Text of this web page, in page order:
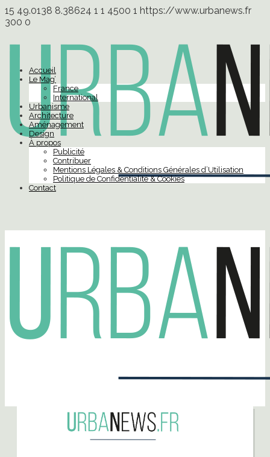
15 49.0138 8.38624 1 1 4500 1 https://www.urbanews.fr
300 0
Accueil
Le Mag’
France
International
Urbanisme
Architecture
Aménagement
Design
À propos
Publicité
Contribuer
Mentions Légales & Conditions Générales d’Utilisation
Politique de Confidentialité & Cookies
Contact